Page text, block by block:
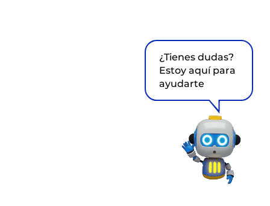
¿Tienes dudas?
Estoy aquí para
ayudarte